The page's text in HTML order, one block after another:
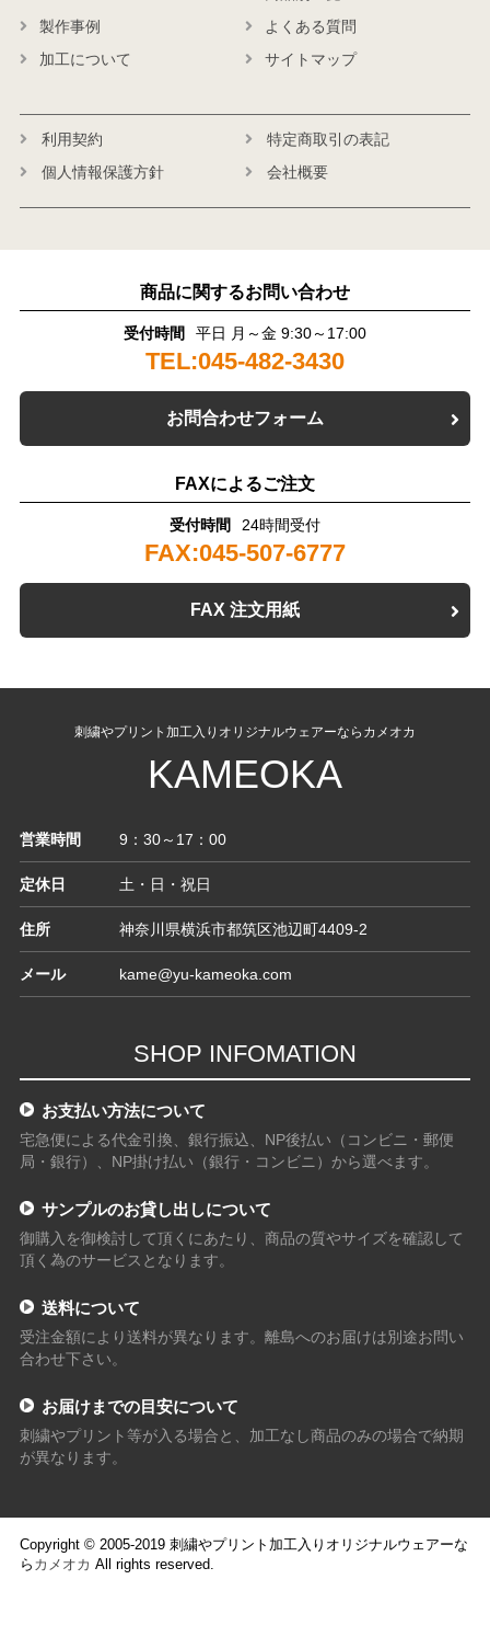
ー
ジ
り
製作事例
よくある質問
加工について
サイトマップ
利用契約
特定商取引の表記
個人情報保護方針
会社概要
商品に関するお問い合わせ
受付時間 平日 月～金 9:30～17:00
TEL:045-482-3430
お問合わせフォーム
FAXによるご注文
受付時間 24時間受付
FAX:045-507-6777
FAX 注文用紙
刺繍やプリント加工入りオリジナルウェアーならカメオカ
KAMEOKA
営業時間 9：30～17：00
定休日 土・日・祝日
住所 神奈川県横浜市都筑区池辺町4409-2
メール kame@yu-kameoka.com
SHOP INFOMATION
お支払い方法について
宅急便による代金引換、銀行振込、NP後払い（コンビニ・郵便
局・銀行）、NP掛け払い（銀行・コンビニ）から選べます。
サンプルのお貸し出しについて
御購入を御検討して頂くにあたり、商品の質やサイズを確認して
頂く為のサービスとなります。
送料について
受注金額により送料が異なります。離島へのお届けは別途お問い
合わせ下さい。
お届けまでの目安について
刺繍やプリント等が入る場合と、加工なし商品のみの場合で納期
が異なります。
Copyright © 2005-2019 刺繍やプリント加工入りオリジナルウェアーな
ら カメオカ All rights reserved.